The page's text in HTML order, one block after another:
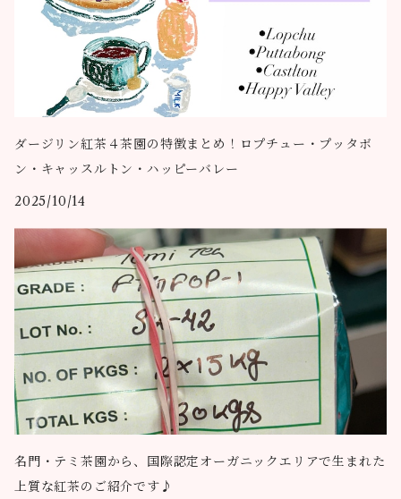
ダージリン紅茶４茶園の特徴まとめ！ロプチュー・プッタボ
ン・キャッスルトン・ハッピーバレー
2025/10/14
名門・テミ茶園から、国際認定オーガニックエリアで生まれた
上質な紅茶のご紹介です♪